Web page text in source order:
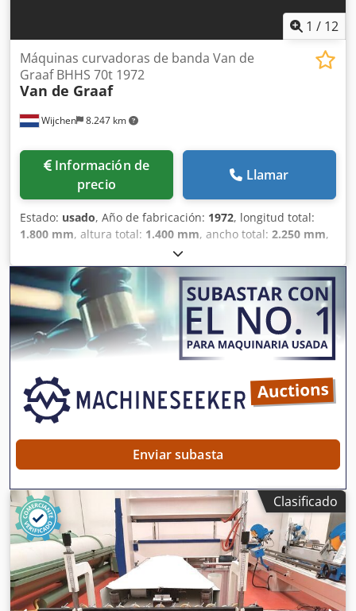
1 / 12
Wijchen 8.247 km
Máquinas curvadoras de banda Van de
Graaf BHHS 70t 1972
Van de Graaf
Información de
precio
Llamar
Estado: usado, Año de fabricación: 1972, longitud total:
1.800 mm, altura total: 1.400 mm, ancho total: 2.250 mm,
Color: Verde Peso en vacío: 2000 kg Precio: Consultar - Año
de fabricación: 1972 - Documentación disponible: No -
Certificado CE: No - Sistema de control: Convencional -
Dimensiones de transporte: 1800 mm x 2250 mm x 1400
mm (largo x ancho x alto) Dcsdjzm N Rijpfx Aa Esk - Peso de
transporte [kg]: 2000 kg - Paquetes de transporte
[unidades]: 1 Información financiera IVA: El precio indicado
deducible para las empresas Entrega y aceptación de
vehículos usados posibles en cualquier momento para
todos los productos de la industria Lukas van Rossum
Enviar subasta
Clasificado